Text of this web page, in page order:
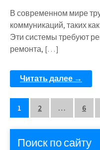
В современном мире
коммуникаций, таких
Эти системы требуют
ремонта, […]
Читать далее →
Пагинация
записей
1 2 … 6
Поиск по сайту